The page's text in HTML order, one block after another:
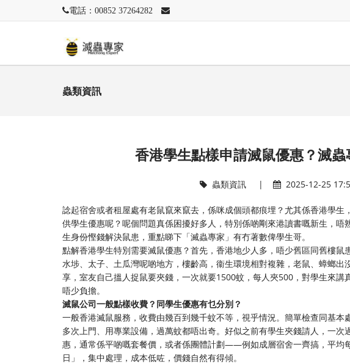
電話：00852 37264282
蟲類資訊
香港學生點樣申請滅鼠優惠？滅蟲
蟲類資訊 | 2025-12-25
諗起宿舍或者租屋處有老鼠竄來竄去，係咪成個頭都痕埋？尤其係香港學
供學生優惠呢？呢個問題真係困擾好多人，特別係啲剛來港讀書嘅新生，
生身份慳錢解決鼠患，重點睇下「滅蟲專家」有冇著數俾學生哥。
點解香港學生特別需要滅鼠優惠？首先，香港地少人多，唔少舊區同舊樓
水埗、太子、土瓜灣呢啲地方，樓齡高，衞生環境相對複雜，老鼠、蟑螂
享，室友自己搵人捉鼠要夾錢，一次就要1500蚊，每人夾500，對學生來
唔少負擔。
滅鼠公司一般點樣收費？同學生優惠有乜分別？
一般香港滅鼠服務，收費由幾百到幾千蚊不等，視乎情況。簡單檢查同基
多次上門、用專業設備，過萬蚊都唔出奇。好似之前有學生夾錢請人，一
惠，通常係平啲嘅套餐價，或者係團體計劃——例如成層宿舍一齊搞，平均
日」，集中處理，成本低咗，價錢自然有得傾。